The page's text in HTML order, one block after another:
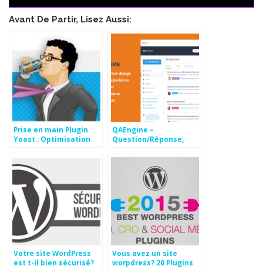
Avant De Partir, Lisez Aussi:
Prise en main Plugin
Yoast : Optimisation
QAEngine –
Question/Réponse,
WordPress
Votre site WordPress
est t-il bien sécurisé?
Vous avez un site
worpdress? 20 Plugins